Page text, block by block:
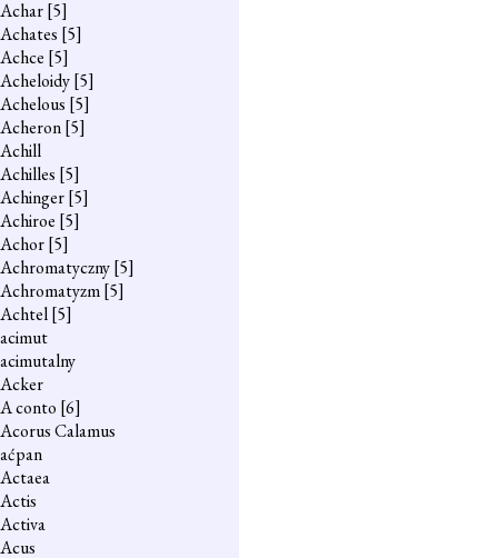
Achar[5]
Achates [5]
Achce [5]
Acheloidy[5]
Achelous [5]
Acheron[5]
Achill
Achilles [5]
Achinger[5]
Achiroe [5]
Achor[5]
Achromatyczny[5]
Achromatyzm[5]
Achtel[5]
acimut
acimutalny
Acker
A conto [6]
Acorus Calamus
aćpan
Actaea
Actis
Activa
Acus